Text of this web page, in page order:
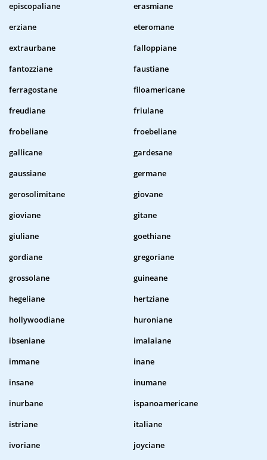
episcopaliane
erasmiane
erziane
eteromane
extraurbane
falloppiane
fantozziane
faustiane
ferragostane
filoamericane
freudiane
friulane
frobeliane
froebeliane
gallicane
gardesane
gaussiane
germane
gerosolimitane
giovane
gioviane
gitane
giuliane
goethiane
gordiane
gregoriane
grossolane
guineane
hegeliane
hertziane
hollywoodiane
huroniane
ibseniane
imalaiane
immane
inane
insane
inumane
inurbane
ispanoamericane
istriane
italiane
ivoriane
joyciane